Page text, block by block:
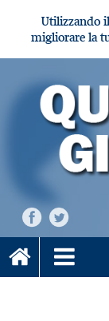
Utilizzando
migliorare la